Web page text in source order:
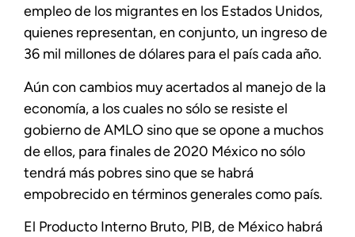
empleo de los migrantes en los Estados Unidos,
quienes representan, en conjunto, un ingreso de
36 mil millones de dólares para el país cada año.
Aún con cambios muy acertados al manejo de la
economía, a los cuales no sólo se resiste el
gobierno de AMLO sino que se opone a muchos
de ellos, para finales de 2020 México no sólo
tendrá más pobres sino que se habrá
empobrecido en términos generales como país.
El Producto Interno Bruto, PIB, de México habrá